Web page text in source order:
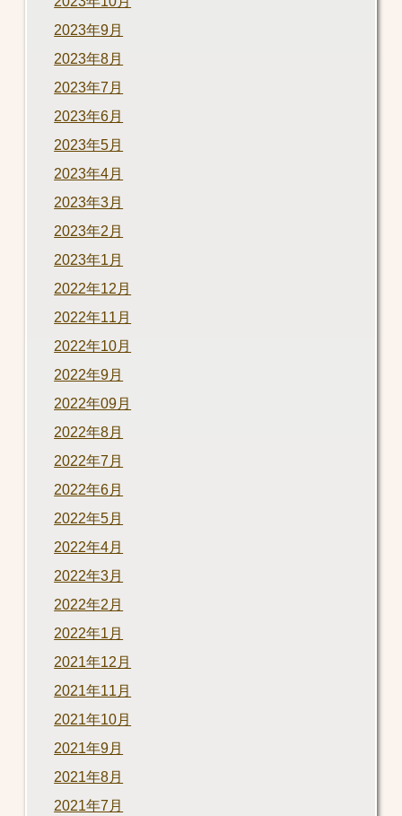
2023年9月
2023年8月
2023年7月
2023年6月
2023年5月
2023年4月
2023年3月
2023年2月
2023年1月
2022年12月
2022年11月
2022年10月
2022年9月
2022年09月
2022年8月
2022年7月
2022年6月
2022年5月
2022年4月
2022年3月
2022年2月
2022年1月
2021年12月
2021年11月
2021年10月
2021年9月
2021年8月
2021年7月